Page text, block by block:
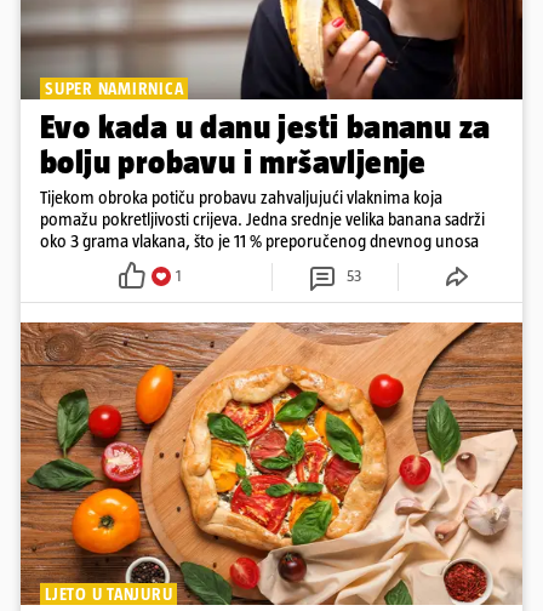
SUPER NAMIRNICA
Evo kada u danu jesti bananu za
bolju probavu i mršavljenje
Tijekom obroka potiču probavu zahvaljujući vlaknima koja
pomažu pokretljivosti crijeva. Jedna srednje velika banana sadrži
oko 3 grama vlakana, što je 11 % preporučenog dnevnog unosa
1 53
LJETO U TANJURU